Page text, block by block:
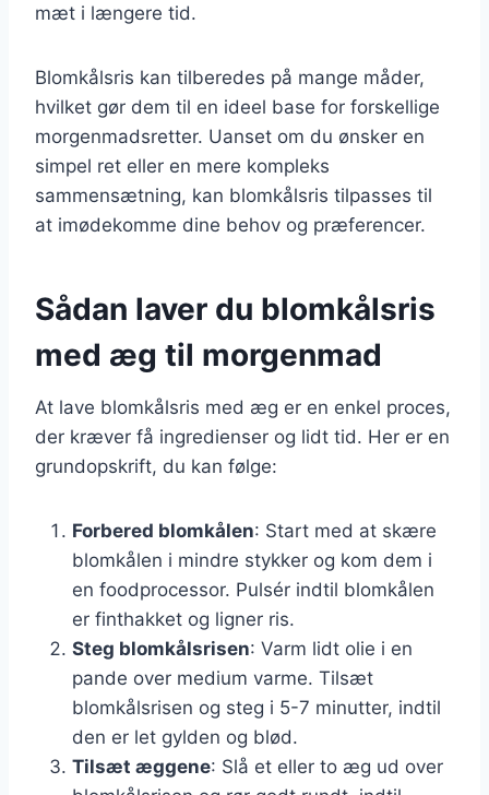
mæt i længere tid.
Blomkålsris kan tilberedes på mange måder,
hvilket gør dem til en ideel base for forskellige
morgenmadsretter. Uanset om du ønsker en
simpel ret eller en mere kompleks
sammensætning, kan blomkålsris tilpasses til
at imødekomme dine behov og præferencer.
Sådan laver du blomkålsris
med æg til morgenmad
At lave blomkålsris med æg er en enkel proces,
der kræver få ingredienser og lidt tid. Her er en
grundopskrift, du kan følge:
Forbered blomkålen: Start med at skære
blomkålen i mindre stykker og kom dem i
en foodprocessor. Pulsér indtil blomkålen
er finthakket og ligner ris.
Steg blomkålsrisen: Varm lidt olie i en
pande over medium varme. Tilsæt
blomkålsrisen og steg i 5-7 minutter, indtil
den er let gylden og blød.
Tilsæt æggene: Slå et eller to æg ud over